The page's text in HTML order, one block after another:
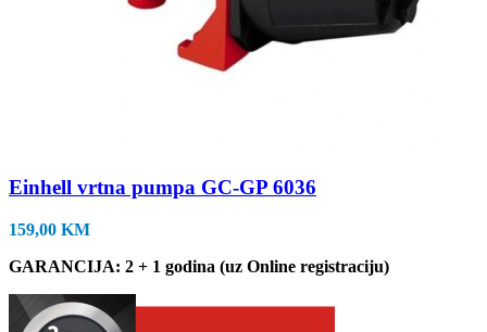
Einhell vrtna pumpa GC-GP 6036
159,00 KM
GARANCIJA: 2 + 1 godina (uz Online registraciju)